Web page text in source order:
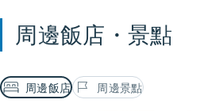
周邊飯店・景點
周邊飯店 周邊景點